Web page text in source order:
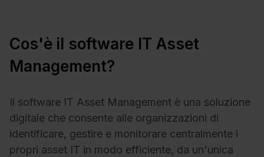
Cos'è il software IT Asset
Management?
Il software IT Asset Management è una soluzione
digitale che consente alle organizzazioni di
identificare, gestire e monitorare centralmente i
propri asset IT in modo efficiente, da un'unica